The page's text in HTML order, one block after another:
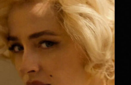
Fuente: Prensa Municipalidad
Comparte esto: